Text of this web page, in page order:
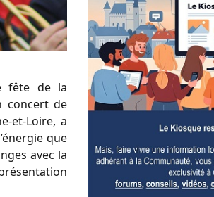
fête de la
concert de
et-Loire, a
que
avec la